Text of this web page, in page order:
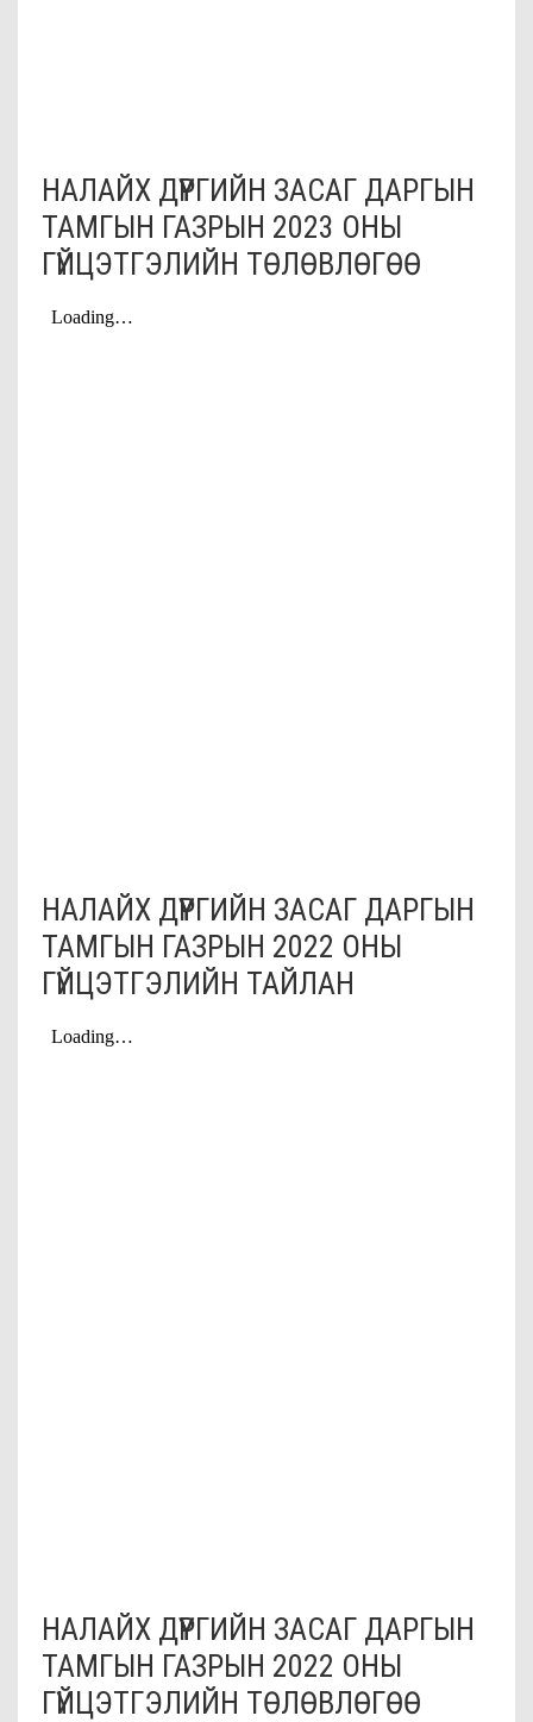
НАЛАЙХ ДҮҮРГИЙН ЗАСАГ ДАРГЫН
ТАМГЫН ГАЗРЫН 2023 ОНЫ
ГҮЙЦЭТГЭЛИЙН ТӨЛӨВЛӨГӨӨ
НАЛАЙХ ДҮҮРГИЙН ЗАСАГ ДАРГЫН
ТАМГЫН ГАЗРЫН 2022 ОНЫ
ГҮЙЦЭТГЭЛИЙН ТАЙЛАН
НАЛАЙХ ДҮҮРГИЙН ЗАСАГ ДАРГЫН
ТАМГЫН ГАЗРЫН 2022 ОНЫ
ГҮЙЦЭТГЭЛИЙН ТӨЛӨВЛӨГӨӨ